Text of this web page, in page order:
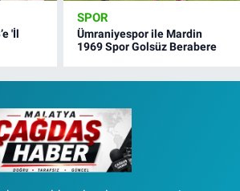
'İl
SPOR
Ümraniyespor ile Mardin
1969 Spor Golsüz Berabere